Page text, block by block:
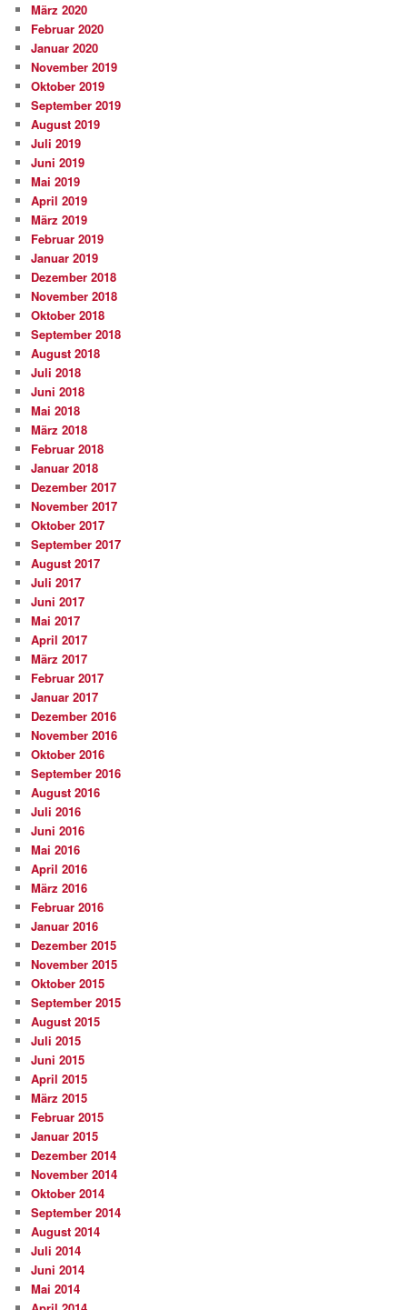
März 2020
Februar 2020
Januar 2020
November 2019
Oktober 2019
September 2019
August 2019
Juli 2019
Juni 2019
Mai 2019
April 2019
März 2019
Februar 2019
Januar 2019
Dezember 2018
November 2018
Oktober 2018
September 2018
August 2018
Juli 2018
Juni 2018
Mai 2018
März 2018
Februar 2018
Januar 2018
Dezember 2017
November 2017
Oktober 2017
September 2017
August 2017
Juli 2017
Juni 2017
Mai 2017
April 2017
März 2017
Februar 2017
Januar 2017
Dezember 2016
November 2016
Oktober 2016
September 2016
August 2016
Juli 2016
Juni 2016
Mai 2016
April 2016
März 2016
Februar 2016
Januar 2016
Dezember 2015
November 2015
Oktober 2015
September 2015
August 2015
Juli 2015
Juni 2015
April 2015
März 2015
Februar 2015
Januar 2015
Dezember 2014
November 2014
Oktober 2014
September 2014
August 2014
Juli 2014
Juni 2014
Mai 2014